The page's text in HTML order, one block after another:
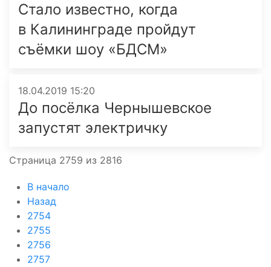
Стало известно, когда
в Калининграде пройдут
съёмки шоу «БДСМ»
18.04.2019 15:20
До посёлка Чернышевское
запустят электричку
Страница 2759 из 2816
В начало
Назад
2754
2755
2756
2757